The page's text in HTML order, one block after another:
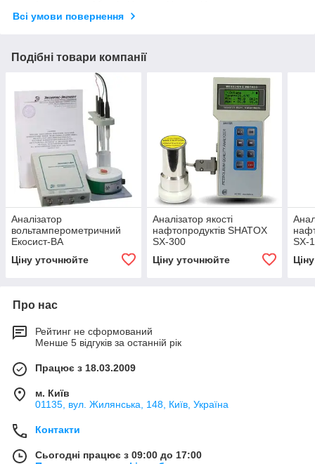
Всі умови повернення
Подібні товари компанії
Аналізатор
вольтамперометричний
Екосист-ВА
Ціну уточнюйте
Аналізатор якості
нафтопродуктів SHATOX
SX-300
Ціну уточнюйте
SX-
Про нас
Рейтинг не сформований
Менше 5 відгуків за останній рік
Працює з 18.03.2009
м. Київ
01135, вул. Жилянська, 148, Київ, Україна
Контакти
Сьогодні працює з 09:00 до 17:00